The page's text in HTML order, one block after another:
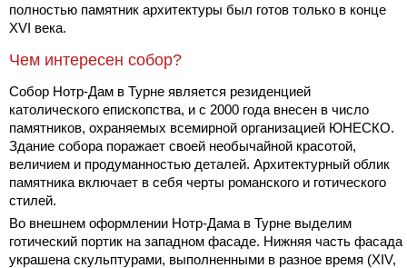
полностью памятник архитектуры был готов только в конце
XVI века.
Чем интересен собор?
Собор Нотр-Дам в Турне является резиденцией
католического епископства, и с 2000 года внесен в число
памятников, охраняемых всемирной организацией ЮНЕСКО.
Здание собора поражает своей необычайной красотой,
величием и продуманностью деталей. Архитектурный облик
памятника включает в себя черты романского и готического
стилей.
Во внешнем оформлении Нотр-Дама в Турне выделим
готический портик на западном фасаде. Нижняя часть фасада
украшена скульптурами, выполненными в разное время (XIV,